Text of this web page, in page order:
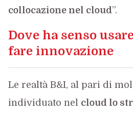
collocazione nel cloud”.
Dove ha senso
fare innovazione
Le realtà B&I, al pari di
individuato nel cloud lo